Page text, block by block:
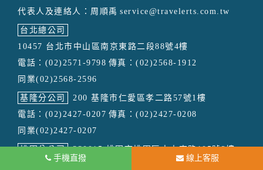
代表人及連絡人：周順禹 service@travelerts.com.tw
台北總公司
10457 台北市中山區南京東路二段88號4樓
電話：(02)2571-9798 傳真：(02)2568-1912
同業(02)2568-2596
基隆分公司
200 基隆市仁愛區孝二路57號1樓
電話：(02)2427-0207 傳真：(02)2427-0208
同業(02)2427-0207
桃園分公司
330015 桃園市桃園區中山東路105號2樓
手機直撥 線上客服